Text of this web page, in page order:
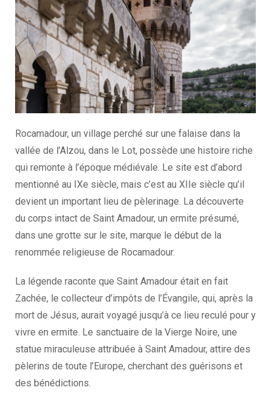
Rocamadour, un village perché sur une falaise dans la
vallée de l’Alzou, dans le Lot, possède une histoire riche
qui remonte à l’époque médiévale. Le site est d’abord
mentionné au IXe siècle, mais c’est au XIIe siècle qu’il
devient un important lieu de pèlerinage. La découverte
du corps intact de Saint Amadour, un ermite présumé,
dans une grotte sur le site, marque le début de la
renommée religieuse de Rocamadour.
La légende raconte que Saint Amadour était en fait
Zachée, le collecteur d’impôts de l’Évangile, qui, après la
mort de Jésus, aurait voyagé jusqu’à ce lieu reculé pour y
vivre en ermite. Le sanctuaire de la Vierge Noire, une
statue miraculeuse attribuée à Saint Amadour, attire des
pèlerins de toute l’Europe, cherchant des guérisons et
des bénédictions.